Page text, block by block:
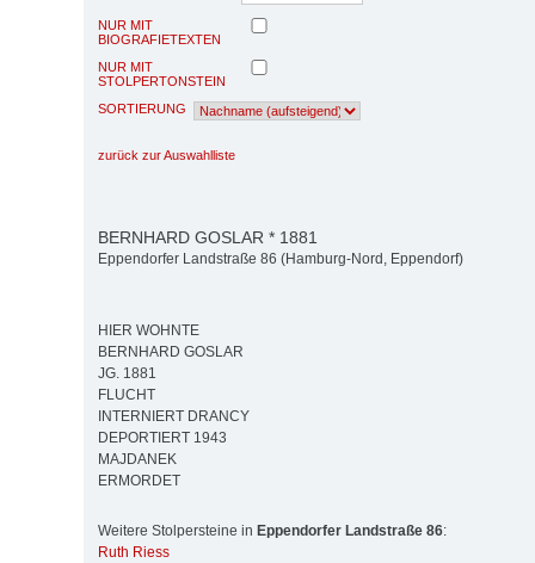
NUR MIT
BIOGRAFIETEXTEN
NUR MIT
STOLPERTONSTEIN
SORTIERUNG
zurück zur Auswahlliste
BERNHARD GOSLAR * 1881
Eppendorfer Landstraße 86 (Hamburg-Nord, Eppendorf)
HIER WOHNTE
BERNHARD GOSLAR
JG. 1881
FLUCHT
INTERNIERT DRANCY
DEPORTIERT 1943
MAJDANEK
ERMORDET
Weitere Stolpersteine in Eppendorfer Landstraße 86:
Ruth Riess